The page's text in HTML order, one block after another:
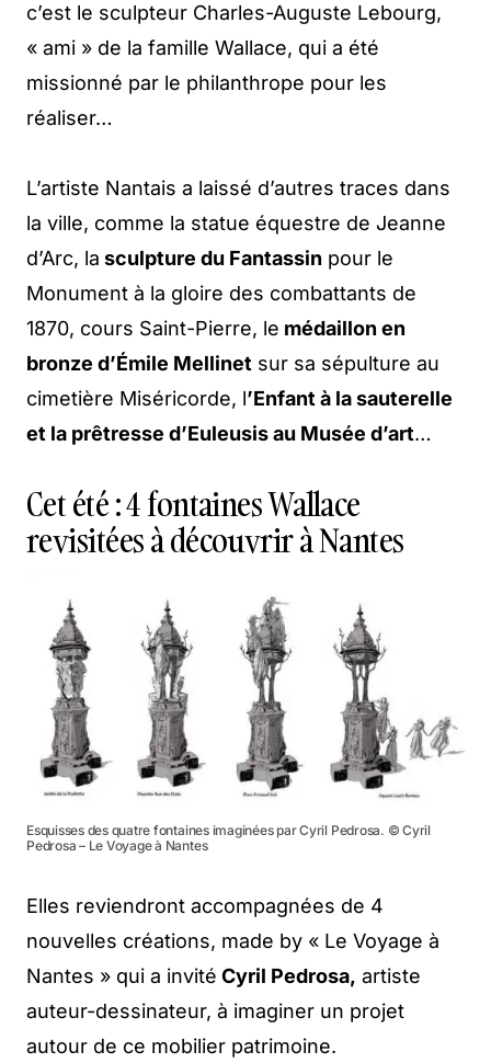
c’est le sculpteur Charles-Auguste Lebourg,
« ami » de la famille Wallace, qui a été
missionné par le philanthrope pour les
réaliser…
L’artiste Nantais a laissé d’autres traces dans
la ville, comme la statue équestre de Jeanne
d’Arc, la sculpture du Fantassin pour le
Monument à la gloire des combattants de
1870, cours Saint-Pierre, le médaillon en
bronze d’Émile Mellinet sur sa sépulture au
cimetière Miséricorde, l’Enfant à la sauterelle
et la prêtresse d’Euleusis au Musée d’art…
Cet été : 4 fontaines Wallace
revisitées à découvrir à Nantes
Esquisses des quatre fontaines imaginées par Cyril Pedrosa. © Cyril
Pedrosa – Le Voyage à Nantes
Elles reviendront accompagnées de 4
nouvelles créations, made by « Le Voyage à
Nantes » qui a invité Cyril Pedrosa, artiste
auteur-dessinateur, à imaginer un projet
autour de ce mobilier patrimoine.